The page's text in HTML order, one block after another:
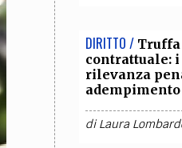
DIRITTO /
contrattuale:
rilevanza
adempimento
diLaura